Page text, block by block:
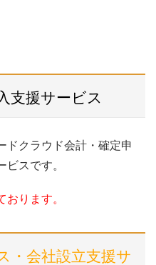
援サービス
ドクラウド会計・確定申
スです。
ります。
会社設立支援サ